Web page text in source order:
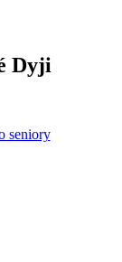
Dyji
seniory